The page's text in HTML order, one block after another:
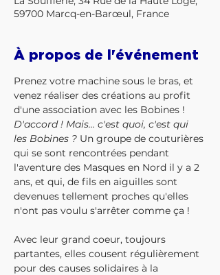
59700 Marcq-en-Barœul, France
À propos de l'événement
Prenez votre machine sous le bras, et
venez réaliser des créations au profit
d'une association avec les Bobines !
D'accord ! Mais... c'est quoi, c'est qui
les Bobines ? Un groupe de couturières
qui se sont rencontrées pendant
l'aventure des Masques en Nord il y a 2
ans, et qui, de fils en aiguilles sont
devenues tellement proches qu'elles
n'ont pas voulu s'arrêter comme ça !
Avec leur grand coeur, toujours
partantes, elles cousent régulièrement
pour des causes solidaires à la